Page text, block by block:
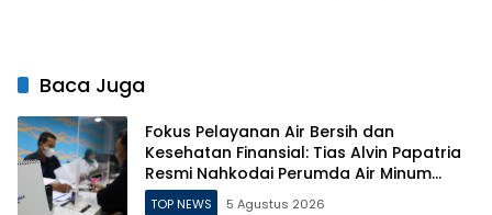
Baca Juga
Fokus Pelayanan Air Bersih dan
Kesehatan Finansial: Tias Alvin Papatria
Resmi Nahkodai Perumda Air Minum
Surabaya
TOP NEWS 5 Agustus 2026